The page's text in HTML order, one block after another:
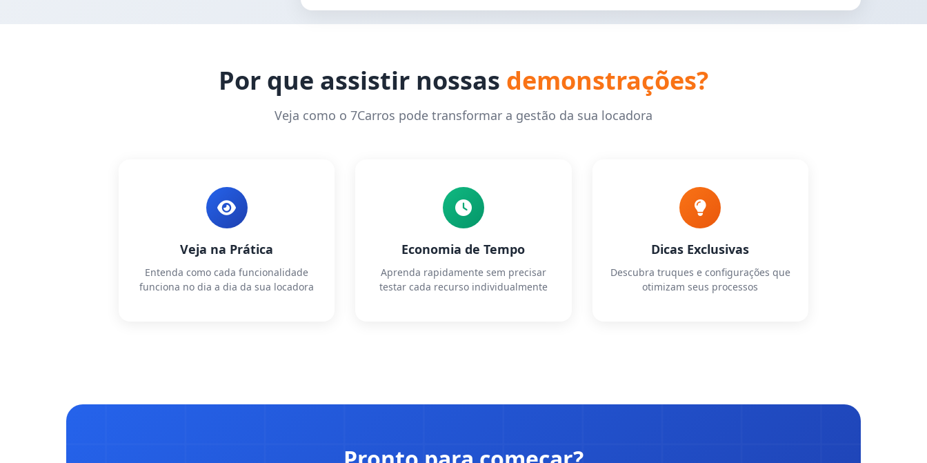
Por que assistir nossas demonstrações?
Veja como o 7Carros pode transformar a gestão da sua locadora
Veja na Prática
Entenda como cada funcionalidade
funciona no dia a dia da sua locadora
Economia de Tempo
Aprenda rapidamente sem precisar
testar cada recurso individualmente
Dicas Exclusivas
Descubra truques e configurações que
otimizam seus processos